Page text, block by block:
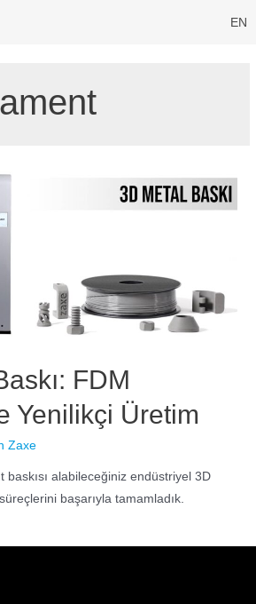
EN
FDM
Yenilikçi Üretim
Zaxe
alabileceğiniz endüstriyel 3D
süreçlerini başarıyla tamamladık.